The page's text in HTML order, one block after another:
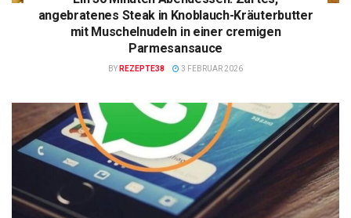
angebratenes Steak in Knoblauch-Kräuterbutter
mit Muschelnudeln in einer cremigen
Parmesansauce
BY REZEPTE38 3 FEBRUAR 2026